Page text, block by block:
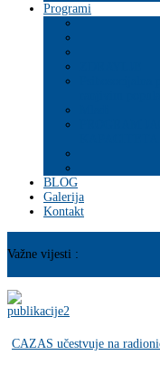
Programi
BLOG
Galerija
Kontakt
Važne vijesti :
CAZAS učestvuje na